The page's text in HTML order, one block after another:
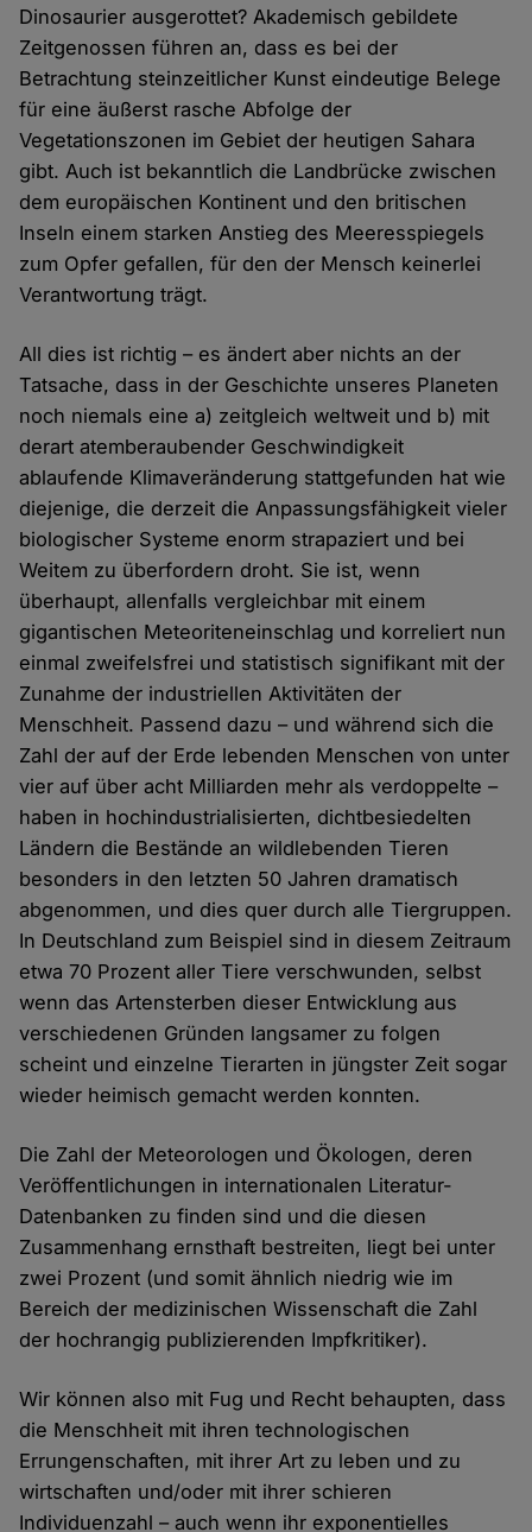
Dinosaurier ausgerottet? Akademisch gebildete
Zeitgenossen führen an, dass es bei der
Betrachtung steinzeitlicher Kunst eindeutige Belege
für eine äußerst rasche Abfolge der
Vegetationszonen im Gebiet der heutigen Sahara
gibt. Auch ist bekanntlich die Landbrücke zwischen
dem europäischen Kontinent und den britischen
Inseln einem starken Anstieg des Meeresspiegels
zum Opfer gefallen, für den der Mensch keinerlei
Verantwortung trägt.
All dies ist richtig – es ändert aber nichts an der
Tatsache, dass in der Geschichte unseres Planeten
noch niemals eine a) zeitgleich weltweit und b) mit
derart atemberaubender Geschwindigkeit
ablaufende Klimaveränderung stattgefunden hat wie
diejenige, die derzeit die Anpassungsfähigkeit vieler
biologischer Systeme enorm strapaziert und bei
Weitem zu überfordern droht. Sie ist, wenn
überhaupt, allenfalls vergleichbar mit einem
gigantischen Meteoriteneinschlag und korreliert nun
einmal zweifelsfrei und statistisch signifikant mit der
Zunahme der industriellen Aktivitäten der
Menschheit. Passend dazu – und während sich die
Zahl der auf der Erde lebenden Menschen von unter
vier auf über acht Milliarden mehr als verdoppelte –
haben in hochindustrialisierten, dichtbesiedelten
Ländern die Bestände an wildlebenden Tieren
besonders in den letzten 50 Jahren dramatisch
abgenommen, und dies quer durch alle Tiergruppen.
In Deutschland zum Beispiel sind in diesem Zeitraum
etwa 70 Prozent aller Tiere verschwunden, selbst
wenn das Artensterben dieser Entwicklung aus
verschiedenen Gründen langsamer zu folgen
scheint und einzelne Tierarten in jüngster Zeit sogar
wieder heimisch gemacht werden konnten.
Die Zahl der Meteorologen und Ökologen, deren
Veröffentlichungen in internationalen Literatur-
Datenbanken zu finden sind und die diesen
Zusammenhang ernsthaft bestreiten, liegt bei unter
zwei Prozent (und somit ähnlich niedrig wie im
Bereich der medizinischen Wissenschaft die Zahl
der hochrangig publizierenden Impfkritiker).
Wir können also mit Fug und Recht behaupten, dass
die Menschheit mit ihren technologischen
Errungenschaften, mit ihrer Art zu leben und zu
wirtschaften und/oder mit ihrer schieren
Individuenzahl – auch wenn ihr exponentielles